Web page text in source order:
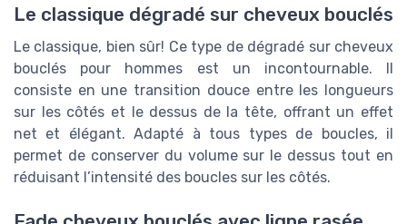
Le classique dégradé sur cheveux bouclés
Le classique, bien sûr! Ce type de dégradé sur cheveux
bouclés pour hommes est un incontournable. Il
consiste en une transition douce entre les longueurs
sur les côtés et le dessus de la tête, offrant un effet
net et élégant. Adapté à tous types de boucles, il
permet de conserver du volume sur le dessus tout en
réduisant l’intensité des boucles sur les côtés.